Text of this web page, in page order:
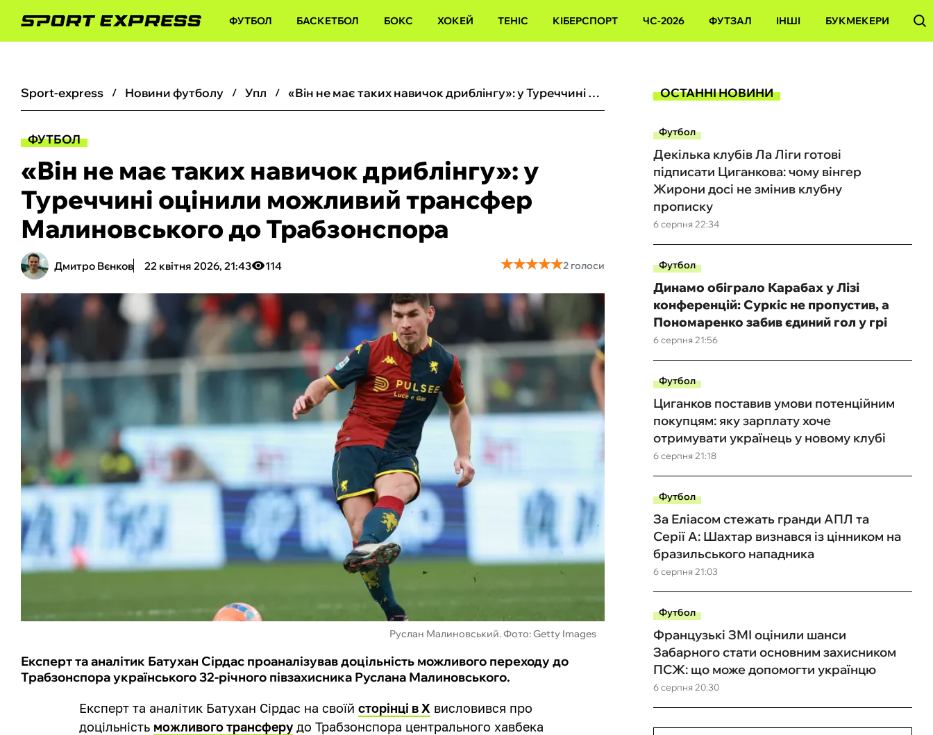
ФУТБОЛ БАСКЕТБОЛ БОКС ХОКЕЙ ТЕНІС КІБЕРСПОРТ ЧС-2026 ФУТЗАЛ ІНШІ БУКМЕКЕРИ
sport-express новини футболу упл «Він не має таких навичок дриблінгу»: у Туреччині оцінили можливий трансфер Малиновського до Трабзонспора
ФУТБОЛ
«Він не має таких навичок дриблінгу»: у
Туреччині оцінили можливий трансфер
Малиновського до Трабзонспора
Дмитро Вєнков 22 квітня 2026, 21:43 114 ★★★★★
★★★★★2 голоси
Руслан Малиновський. Фото: Getty Images
Експерт та аналітик Батухан Сірдас проаналізував доцільність можливого переходу до
Трабзонспора українського 32-річного півзахисника Руслана Малиновського.
Експерт та аналітик Батухан Сірдас на своїйсторінці в Х висловився про
доцільність можливого трансферудо Трабзонспора центрального хавбека
ОСТАННІ НОВИНИ
Футбол
6 серпня 22:34
Декілька клубів Ла Ліги готові
підписати Циганкова: чому вінгер
Жирони досі не змінив клубну
прописку
Футбол
6 серпня 21:56
Динамо обіграло Карабах у Лізі
конференцій: Суркіс не пропустив, а
Пономаренко забив єдиний гол у грі
Футбол
6 серпня 21:18
Циганков поставив умови потенційним
покупцям: яку зарплату хоче
отримувати українець у новому клубі
Футбол
6 серпня 21:03
За Еліасом стежать гранди АПЛ та
Серії А: Шахтар визнався із цінником на
бразильського нападника
Футбол
6 серпня 20:30
Французькі ЗМІ оцінили шанси
Забарного стати основним захисником
ПСЖ: що може допомогти українцю